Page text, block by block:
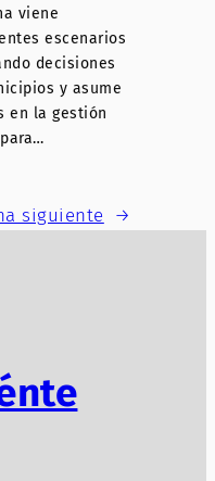
viene
escenarios
decisiones
y asume
en la gestión
siguiente →